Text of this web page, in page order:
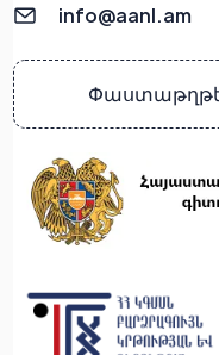
info@aanl.am